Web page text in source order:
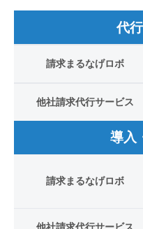
代
請求まるなげロボ
他社請求代行サービス
導入
請求まるなげロボ